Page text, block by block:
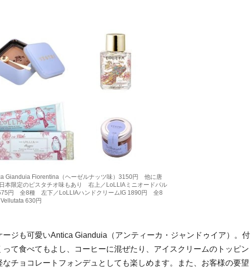
Gianduia Fiorentina（ヘーゼルナッツ味）3150円 他に唐
本限定のピスタチオ味もあり 右上／LoLLIAミニオードパル
円 全8種 左下／LoLLIAハンドクリームIG 1890円 全8
630円
ジも可愛いAntica Gianduia（アンティーカ・ジャンドゥイア）。付
て食べてもよし、コーヒーに混ぜたり、アイスクリームのトッピン
チョコレートフォンデュとしても楽しめます。また、お客様の要望